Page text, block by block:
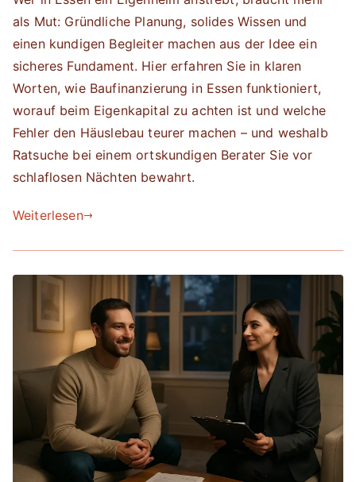
als Mut: Gründliche Planung, solides Wissen und
einen kundigen Begleiter machen aus der Idee ein
sicheres Fundament. Hier erfahren Sie in klaren
Worten, wie Baufinanzierung in Essen funktioniert,
worauf beim Eigenkapital zu achten ist und welche
Fehler den Häuslebau teurer machen – und weshalb
Ratsuche bei einem ortskundigen Berater Sie vor
schlaflosen Nächten bewahrt.
Weiterlesen